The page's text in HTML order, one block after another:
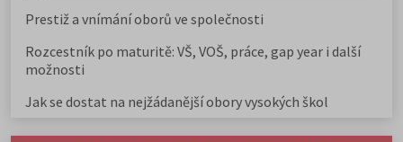
Prestiž a vnímání oborů ve společnosti
Rozcestník po maturitě: VŠ, VOŠ, práce, gap year i další
možnosti
Jak se dostat na nejžádanější obory vysokých škol